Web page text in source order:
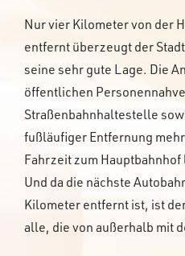
Nur vier Kilometer von der
entfernt überzeugt der
seine sehr gute Lage. Die
öffentlichen
Straßenbahnhaltestelle
fußläufiger Entfernung
Fahrzeit zum
Und da die nächste
Kilometer entfernt ist, ist
alle, die von außerhalb mit